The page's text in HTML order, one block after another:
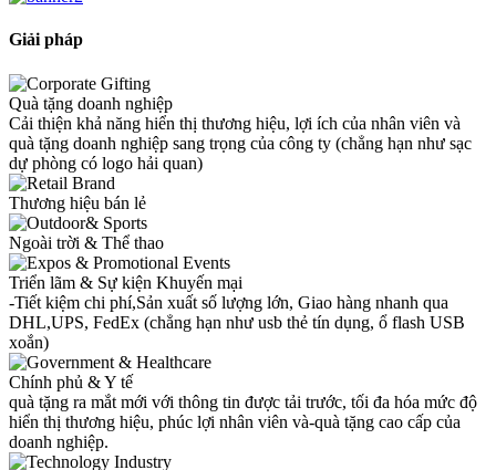
Giải pháp
Quà tặng doanh nghiệp
Cải thiện khả năng hiển thị thương hiệu, lợi ích của nhân viên và
quà tặng doanh nghiệp sang trọng của công ty (chẳng hạn như sạc
dự phòng có logo hải quan)
Thương hiệu bán lẻ
Ngoài trời & Thể thao
Triển lãm & Sự kiện Khuyến mại
-Tiết kiệm chi phí,Sản xuất số lượng lớn, Giao hàng nhanh qua
DHL,UPS, FedEx (chẳng hạn như usb thẻ tín dụng, ổ flash USB
xoắn)
Chính phủ & Y tế
quà tặng ra mắt mới với thông tin được tải trước, tối đa hóa mức độ
hiển thị thương hiệu, phúc lợi nhân viên và-quà tặng cao cấp của
doanh nghiệp.